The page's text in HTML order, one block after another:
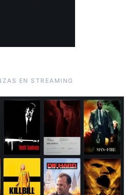
EN STREAMING